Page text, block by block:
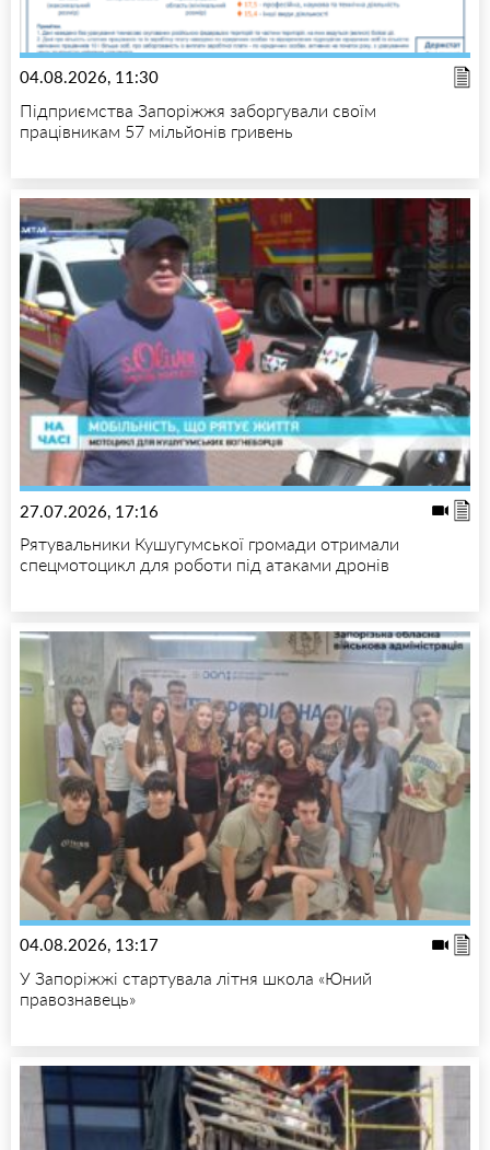
04.08.2026, 11:30
Підприємства Запоріжжя заборгували своїм
працівникам 57 мільйонів гривень
27.07.2026, 17:16
Рятувальники Кушугумської громади отримали
спецмотоцикл для роботи під атаками дронів
04.08.2026, 13:17
У Запоріжжі стартувала літня школа «Юний
правознавець»